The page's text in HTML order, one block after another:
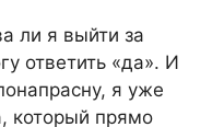
ли я выйти за
ответить «да». И
я уже
который прямо